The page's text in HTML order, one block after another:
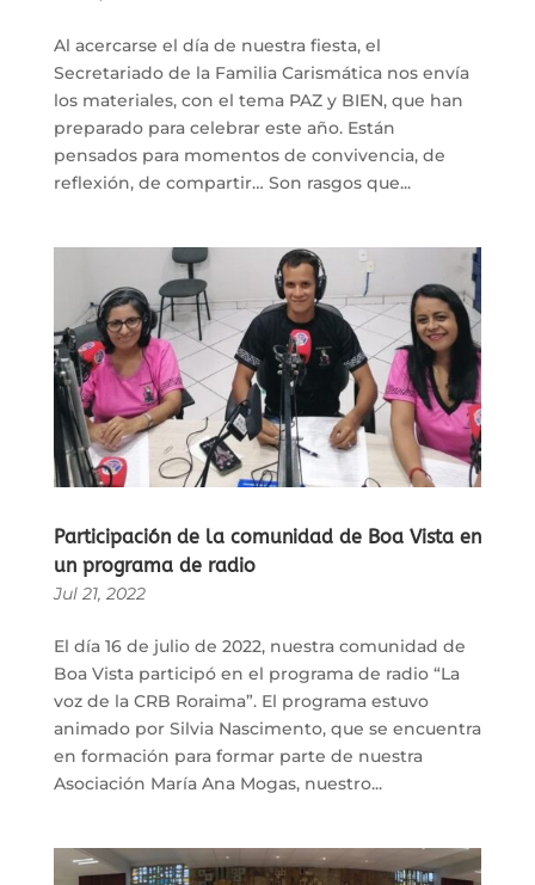
Al acercarse el día de nuestra fiesta, el
Secretariado de la Familia Carismática nos envía
los materiales, con el tema PAZ y BIEN, que han
preparado para celebrar este año. Están
pensados para momentos de convivencia, de
reflexión, de compartir… Son rasgos que...
Participación de la comunidad de Boa Vista en
un programa de radio
Jul 21, 2022
El día 16 de julio de 2022, nuestra comunidad de
Boa Vista participó en el programa de radio “La
voz de la CRB Roraima”. El programa estuvo
animado por Silvia Nascimento, que se encuentra
en formación para formar parte de nuestra
Asociación María Ana Mogas, nuestro...